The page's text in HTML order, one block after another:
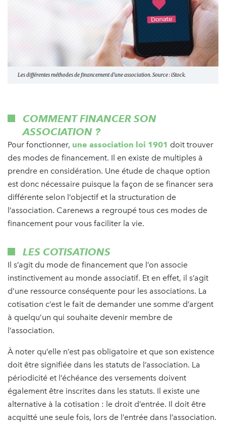
Les différentes méthodes de financement d'une association. Source : iStock.
COMMENT FINANCER SON
ASSOCIATION ?
Pour fonctionner, une association loi 1901 doit trouver
des modes de financement. Il en existe de multiples à
prendre en considération. Une étude de chaque option
est donc nécessaire puisque la façon de se financer sera
différente selon l’objectif et la structuration de
l’association. Carenews a regroupé tous ces modes de
financement pour vous faciliter la vie.
LES COTISATIONS
Il s’agit du mode de financement que l’on associe
instinctivement au monde associatif. Et en effet, il s’agit
d’une ressource conséquente pour les associations. La
cotisation c’est le fait de demander une somme d’argent
à quelqu’un qui souhaite devenir membre de
l’association.
À noter qu’elle n’est pas obligatoire et que son existence
doit être signifiée dans les statuts de l’association. La
périodicité et l’échéance des versements doivent
également être inscrites dans les statuts. Il existe une
alternative à la cotisation : le droit d’entrée. Il doit être
acquitté une seule fois, lors de l’entrée dans l’association.